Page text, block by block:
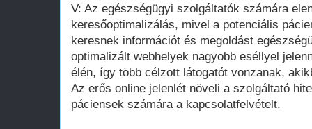
V: Az egészségügyi szolgáltatók számára
keresőoptimalizálás, mivel a potenciális
keresnek információt és megoldást
optimalizált webhelyek nagyobb eséllyel
élén, így több célzott látogatót vonzanak,
Az erős online jelenlét növeli a szolgáltató
páciensek számára a kapcsolatfelvételt.